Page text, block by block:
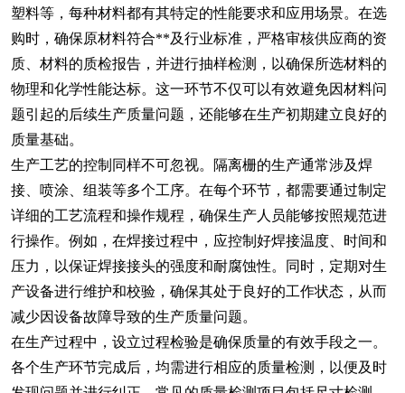
塑料等，每种材料都有其特定的性能要求和应用场景。在选
购时，确保原材料符合**及行业标准，严格审核供应商的资
质、材料的质检报告，并进行抽样检测，以确保所选材料的
物理和化学性能达标。这一环节不仅可以有效避免因材料问
题引起的后续生产质量问题，还能够在生产初期建立良好的
质量基础。
生产工艺的控制同样不可忽视。隔离栅的生产通常涉及焊
接、喷涂、组装等多个工序。在每个环节，都需要通过制定
详细的工艺流程和操作规程，确保生产人员能够按照规范进
行操作。例如，在焊接过程中，应控制好焊接温度、时间和
压力，以保证焊接接头的强度和耐腐蚀性。同时，定期对生
产设备进行维护和校验，确保其处于良好的工作状态，从而
减少因设备故障导致的生产质量问题。
在生产过程中，设立过程检验是确保质量的有效手段之一。
各个生产环节完成后，均需进行相应的质量检测，以便及时